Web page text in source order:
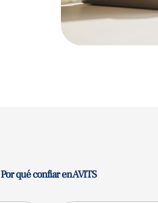
Por qué confiar en AVITS